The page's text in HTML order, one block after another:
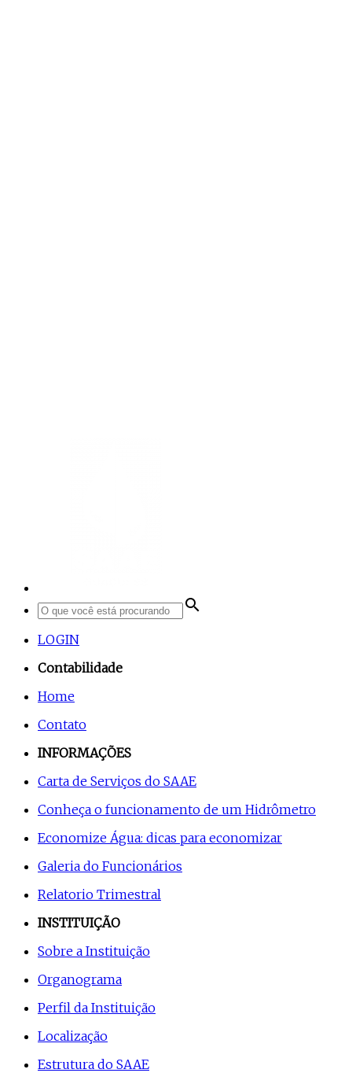
search
LOGIN
Contabilidade
Home
Contato
INFORMAÇÕES
Carta de Serviços do SAAE
Conheça o funcionamento de um Hidrômetro
Economize Água: dicas para economizar
Galeria do Funcionários
Relatorio Trimestral
INSTITUIÇÃO
Sobre a Instituição
Organograma
Perfil da Instituição
Localização
Estrutura do SAAE